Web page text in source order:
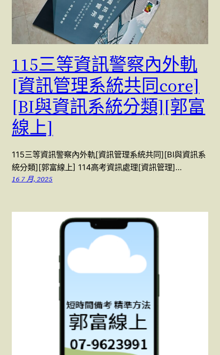
115三等資訊警察內外軌
[資訊管理系統共同core]
[BI與資訊系統分類][郭富
線上]
115三等資訊警察內外軌[資訊管理系統共同][BI與資訊系
統分類][郭富線上] 114高考資訊處理[資訊管理]…
16 7 月, 2025